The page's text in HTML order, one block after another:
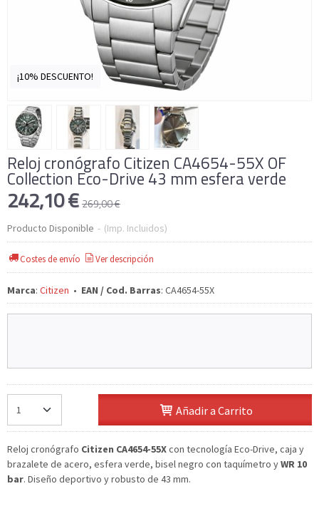
¡10% DESCUENTO!
Reloj cronógrafo Citizen CA4654-55X OF
Collection Eco-Drive 43 mm esfera verde
242,10 €269,00 €
Producto Disponible - (Imp. Incluidos)
Costes de envío Ver descripción
Marca: Citizen • EAN / Cod. Barras: CA4654-55X
Añadir a Carrito
Reloj cronógrafo Citizen CA4654-55Xcon tecnología Eco-Drive, caja y
brazalete de acero, esfera verde, bisel negro con taquímetro yWR 10
bar. Diseño deportivo y robusto de 43 mm.